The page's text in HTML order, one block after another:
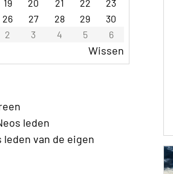
19 20 21 22
23
26 27 28 29
30
2 3 4 5 6
Wissen
leden
leden van de eigen